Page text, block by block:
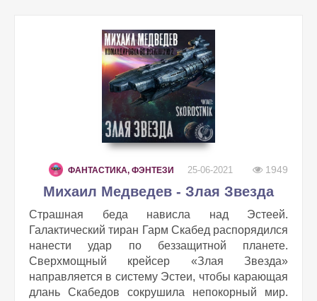
ФАНТАСТИКА, ФЭНТЕЗИ 25-06-2021 1949
Михаил Медведев - Злая Звезда
Страшная беда нависла над Эстеей.
Галактический тиран Гарм Скабед распорядился
нанести удар по беззащитной планете.
Сверхмощный крейсер «Злая Звезда»
направляется в систему Эстеи, чтобы карающая
длань Скабедов сокрушила непокорный мир.